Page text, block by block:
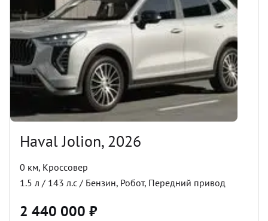
Haval Jolion, 2026
0 км, Кроссовер
1.5 л / 143 л.с / Бензин, Робот, Передний привод
2 440 000 ₽